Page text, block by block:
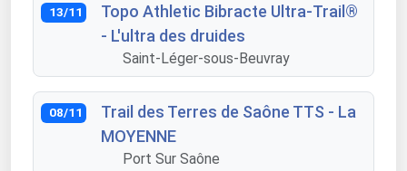
13/11
Topo Athletic Bibracte Ultra-Trail®
- L'ultra des druides
Saint-Léger-sous-Beuvray
08/11
Trail des Terres de Saône TTS - La
MOYENNE
Port Sur Saône